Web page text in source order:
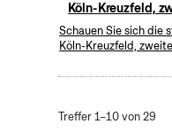
Köln-Kreuzfeld,
Schauen Sie sich die
Köln-Kreuzfeld,
Treffer 1–10 von 29